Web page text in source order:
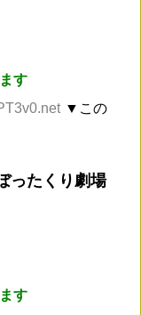
す
▼この
ったくり劇場
す